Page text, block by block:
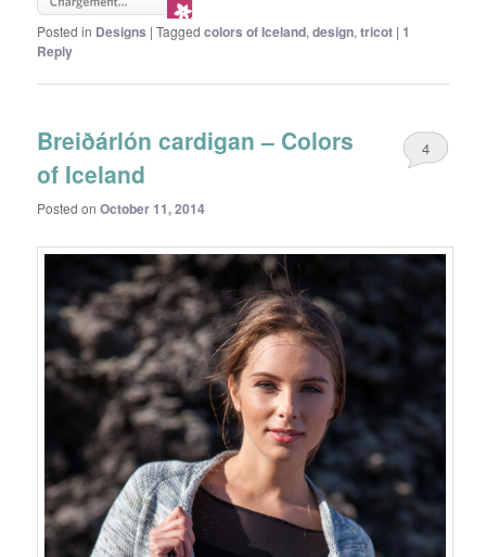
Posted in Designs |Tagged colors of Iceland,design,tricot | 1
Reply
Breiðárlón cardigan – Colors
of Iceland
Posted onOctober 11, 2014
4